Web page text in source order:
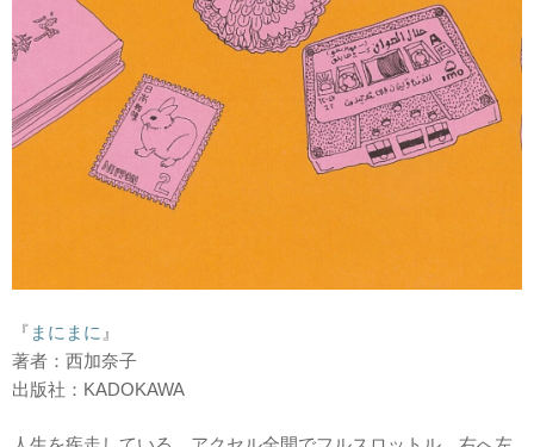
『 まにまに 』
著者：西加奈子
出版社：KADOKAWA